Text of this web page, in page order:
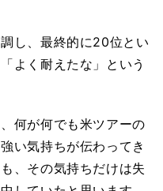
し、最終的に20位とい
よく耐えたな」という
何が何でも米ツアーの
い気持ちが伝わってき
、その気持ちだけは失